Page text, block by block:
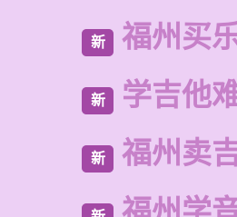
新 福州买
新 学吉他
新 福州卖